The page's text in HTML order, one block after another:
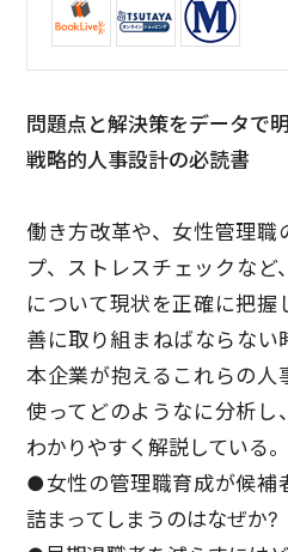
問題点と解決策をデータで
戦略的人事設計の必読書
働き方改革や、女性管理職
プ、ストレスチェックな
について現状を正確に把
善に取り組まねばならない
本企業が抱えるこれらの人
使ってどのようなに分析し
わかりやすく解説している。
●女性の管理職育成が候補
詰まってしまうのはなぜか?